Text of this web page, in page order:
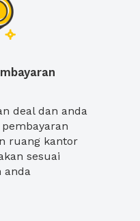
deal dan anda
ruang kantor
sesuai
anda